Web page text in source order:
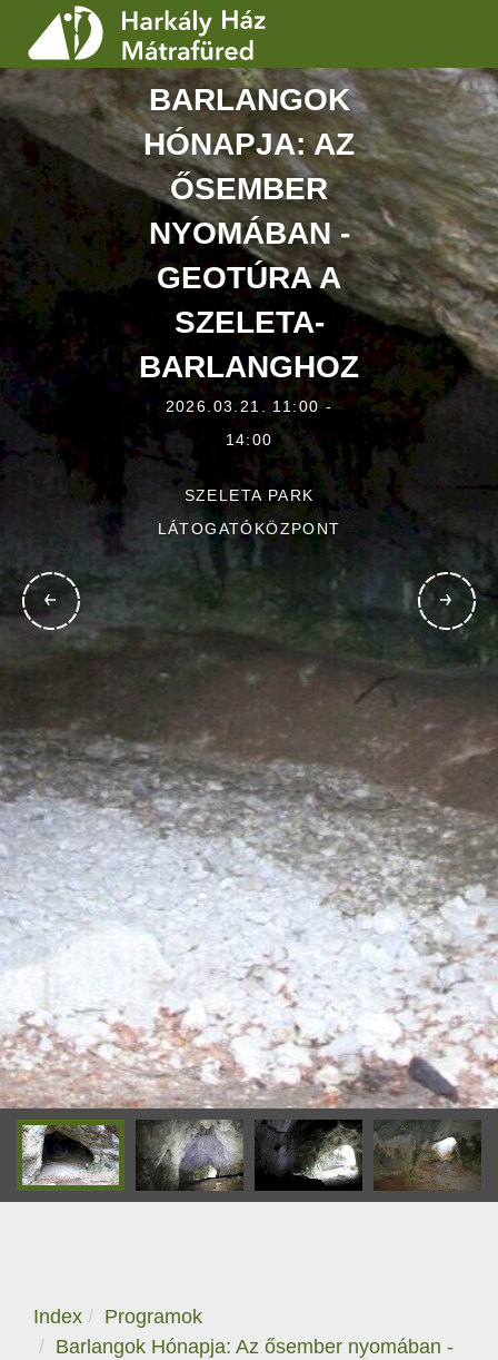
SZOLGÁLTATÁSOK
PROGRAMOK
RÓLUNK
ÁRAK, NYITVATARTÁS
BARLANGOK
HÓNAPJA: AZ
ŐSEMBER
NYOMÁBAN -
GEOTÚRA A
SZELETA-
BARLANGHOZ
2026.03.21. 11:00 -
14:00
SZELETA PARK
LÁTOGATÓKÖZPONT
Index
Programok
Barlangok Hónapja: Az ősember nyomában -